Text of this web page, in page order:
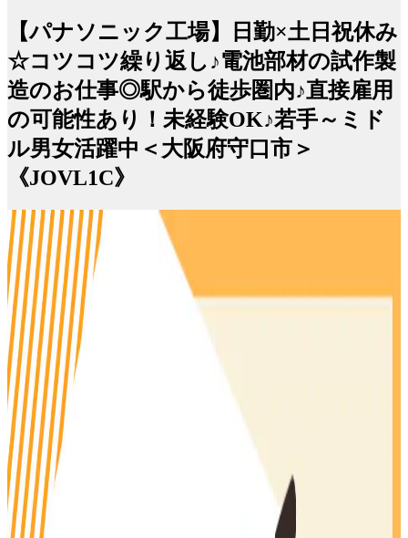
【パナソニック工場】日勤×土日祝休み
☆コツコツ繰り返し♪電池部材の試作製
造のお仕事◎駅から徒歩圏内♪直接雇用
の可能性あり！未経験OK♪若手～ミド
ル男女活躍中＜大阪府守口市＞
《JOVL1C》